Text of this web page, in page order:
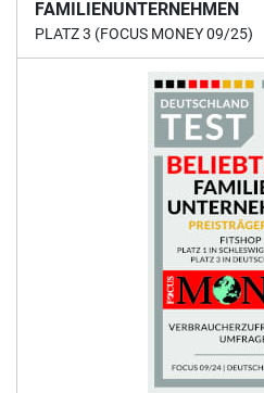
FAMILIENUNTERNEHMEN
PLATZ 3 (FOCUS MONEY 09/25)